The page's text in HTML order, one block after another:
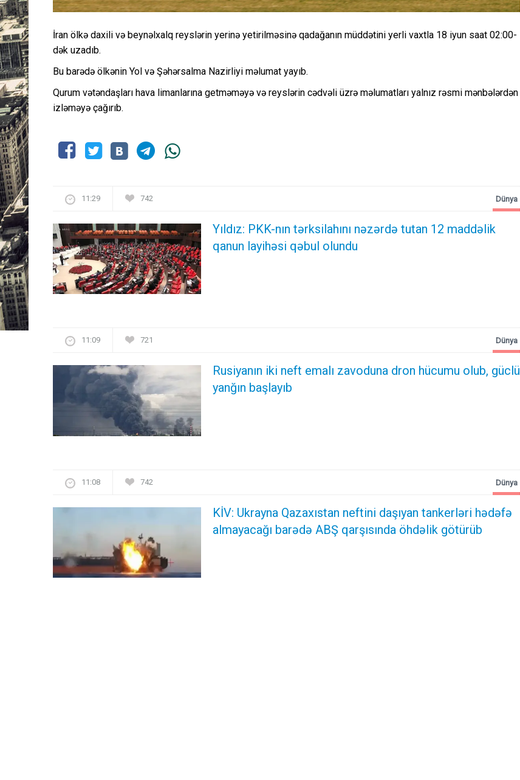
İran ölkə daxili və beynəlxalq reyslərin yerinə yetirilməsinə qadağanın müddətini yerli vaxtla 18 iyun saat 02:00-
dək uzadıb.
Bu barədə ölkənin Yol və Şəhərsalma Nazirliyi məlumat yayıb.
Qurum vətəndaşları hava limanlarına getməməyə və reyslərin cədvəli üzrə məlumatları yalnız rəsmi mənbələrdən
izləməyə çağırıb.
11:29 742
Yıldız: PKK-nın tərksilahını nəzərdə tutan 12 maddəlik
qanun layihəsi qəbul olundu ​​​​​​​
Dünya
11:09 721
Rusiyanın iki neft emalı zavoduna dron hücumu olub, güclü
yanğın başlayıb
Dünya
11:08 742
KİV: Ukrayna Qazaxıstan neftini daşıyan tankerləri hədəfə
almayacağı barədə ABŞ qarşısında öhdəlik götürüb
Dünya